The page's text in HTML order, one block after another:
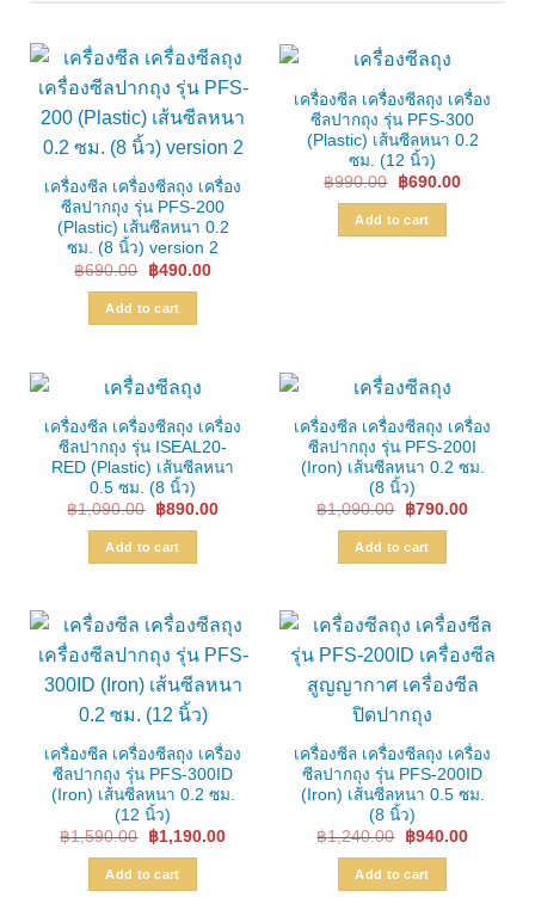
เครื่องซีล เครื่องซีลถุง เครื่อง
ซีลปากถุง รุ่น PFS-200
(Plastic) เส้นซีลหนา 0.2
ซม. (8 นิ้ว) version 2
฿690.00
Original
price
฿690.00.
฿490.00Current
Add to cart
เครื่องซีล เครื่องซีลถุง เครื่อง
ซีลปากถุง รุ่น PFS-300
(Plastic) เส้นซีลหนา 0.2
ซม. (12 นิ้ว)
฿990.00
Original
was:
฿990.00.
฿690.00Current
Add to cart
เครื่องซีล เครื่องซีลถุง เครื่อง
ซีลปากถุง รุ่น ISEAL20-
RED (Plastic) เส้นซีลหนา
0.5 ซม. (8 นิ้ว)
฿1,090.00
Original
was:
฿1,090.00.
฿890.00Current
Add to cart
เครื่องซีล เครื่องซีลถุง เครื่อง
ซีลปากถุง รุ่น PFS-200I
(Iron) เส้นซีลหนา 0.2 ซม.
(8 นิ้ว)
฿1,090.00
Original
was:
฿1,090.00.
฿790.00Current
Add to cart
เครื่องซีล เครื่องซีลถุง เครื่อง
ซีลปากถุง รุ่น PFS-300ID
(Iron) เส้นซีลหนา 0.2 ซม.
(12 นิ้ว)
฿1,590.00
Original
was:
฿1,590.00.
฿1,190.00Current
Add to cart
เครื่องซีล เครื่องซีลถุง เครื่อง
ซีลปากถุง รุ่น PFS-200ID
(Iron) เส้นซีลหนา 0.5 ซม.
(8 นิ้ว)
฿1,240.00
Original
was:
฿1,240.00.
฿940.00Current
Add to cart